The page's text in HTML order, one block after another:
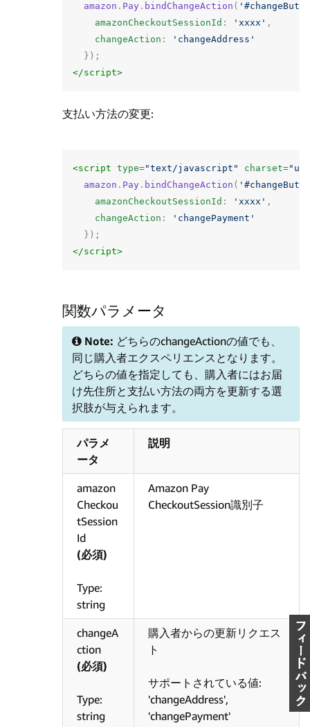
amazon . Pay . bindChangeAction (
amazonCheckoutSessionId : 'xxxx' ,
changeAction :
'changeAddress'
});
</script>
支払い方法の変更:
<script type="text/javascript" charset=
amazon . Pay . bindChangeAction (
amazonCheckoutSessionId : 'xxxx' ,
changeAction :
'changePayment'
});
</script>
関数パラメータ
Note: どちらのchangeActionの値でも、
同じ購入者エクスペリエンスとなります。
どちらの値を指定しても、購入者にはお届
け先住所と支払い方法の両方を更新する選
択肢が与えられます。
パラメ
ータ
説明
amazon
Checkou
tSession
Id
(必須)
Type:
string
Amazon Pay
CheckoutSession識別子
changeA
ction
(必須)
Type:
string
購入者からの更新リクエス
ト
サポートされている値:
'changeAddress',
'changePayment'